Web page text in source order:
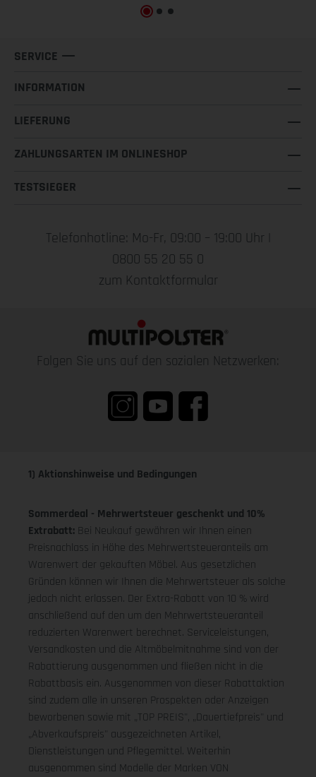
SERVICE
INFORMATION
LIEFERUNG
ZAHLUNGSARTEN IM ONLINESHOP
TESTSIEGER
Telefonhotline: Mo-Fr, 09:00 – 19:00 Uhr |
0800 55 20 55 0
zum Kontaktformular
Folgen Sie uns auf den sozialen Netzwerken:
1) Aktionshinweise und Bedingungen
Sommerdeal - Mehrwertsteuer geschenkt und 10%
Extrabatt: Bei Neukauf gewähren wir Ihnen einen
Preisnachlass in Höhe des Mehrwertsteueranteils am
Warenwert der gekauften Möbel. Aus gesetzlichen
Gründen können wir Ihnen die Mehrwertsteuer als solche
jedoch nicht erlassen. Der Extra-Rabatt von 10 % wird
anschließend auf den um den Mehrwertsteueranteil
reduzierten Warenwert berechnet. Serviceleistungen,
Versandkosten und die Altmöbelmitnahme sind von der
Rabattierung ausgenommen und fließen nicht in die
Rabattbasis ein. Ausgenommen von dieser Rabattaktion
sind zudem alle in unseren Prospekten oder Anzeigen
beworbenen sowie mit „TOP PREIS", „Dauertiefpreis" und
„Abverkaufspreis" ausgezeichneten Artikel,
Dienstleistungen und Pflegemittel. Weiterhin
ausgenommen sind Modelle der Marken VON